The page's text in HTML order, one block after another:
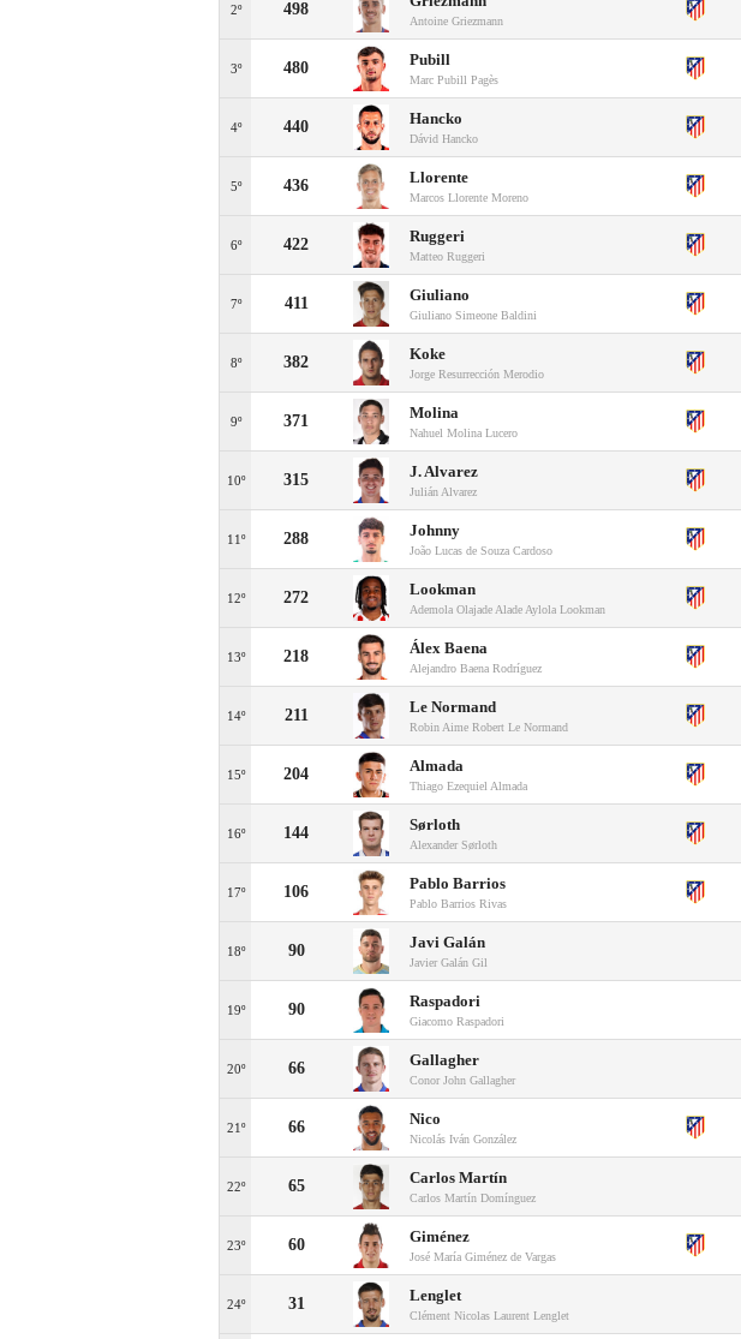
2º 498
Antoine Griezmann
3º 480 Pubill
Marc Pubill Pagès
4º 440 Hancko
Dávid Hancko
5º 436 Llorente
Marcos Llorente Moreno
6º 422 Ruggeri
Matteo Ruggeri
7º 411 Giuliano
Giuliano Simeone Baldini
8º 382 Koke
Jorge Resurrección Merodio
9º 371 Molina
Nahuel Molina Lucero
10º 315 J. Alvarez
Julián Alvarez
11º 288 Johnny
João Lucas de Souza Cardoso
12º 272 Lookman
Ademola Olajade Alade Aylola Lookman
13º 218 Álex Baena
Alejandro Baena Rodríguez
14º 211 Le Normand
Robin Aime Robert Le Normand
15º 204 Almada
Thiago Ezequiel Almada
16º 144 Sørloth
Alexander Sørloth
17º 106 Pablo Barrios
Pablo Barrios Rivas
18º 90 Javi Galán
Javier Galán Gil
19º 90 Raspadori
Giacomo Raspadori
20º 66 Gallagher
Conor John Gallagher
21º 66 Nico
Nicolás Iván González
22º 65 Carlos Martín
Carlos Martín Domínguez
23º 60 Giménez
José María Giménez de Vargas
24º 31 Lenglet
Clément Nicolas Laurent Lenglet